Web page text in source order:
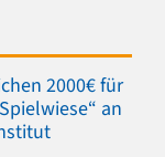
2000€ für
an